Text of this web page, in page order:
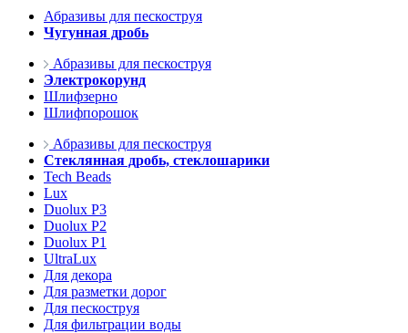
Абразивы для пескоструя
Чугунная дробь
Абразивы для пескоструя
Электрокорунд
Шлифзерно
Шлифпорошок
Абразивы для пескоструя
Стеклянная дробь, стеклошарики
Tech Beads
Lux
Duolux P3
Duolux P2
Duolux P1
UltraLux
Для декора
Для разметки дорог
Для пескоструя
Для фильтрации воды